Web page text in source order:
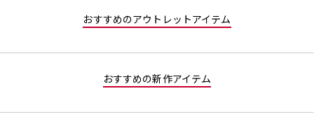
おすすめのアウトレットアイテム
おすすめの新作アイテム